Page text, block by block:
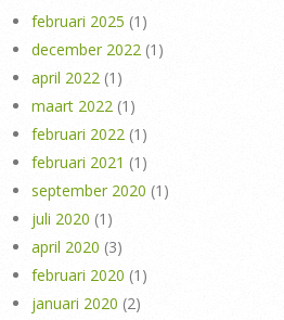
februari 2025 (1)
december 2022 (1)
april 2022 (1)
maart 2022 (1)
februari 2022 (1)
februari 2021 (1)
september 2020 (1)
juli 2020 (1)
april 2020 (3)
februari 2020 (1)
januari 2020 (2)